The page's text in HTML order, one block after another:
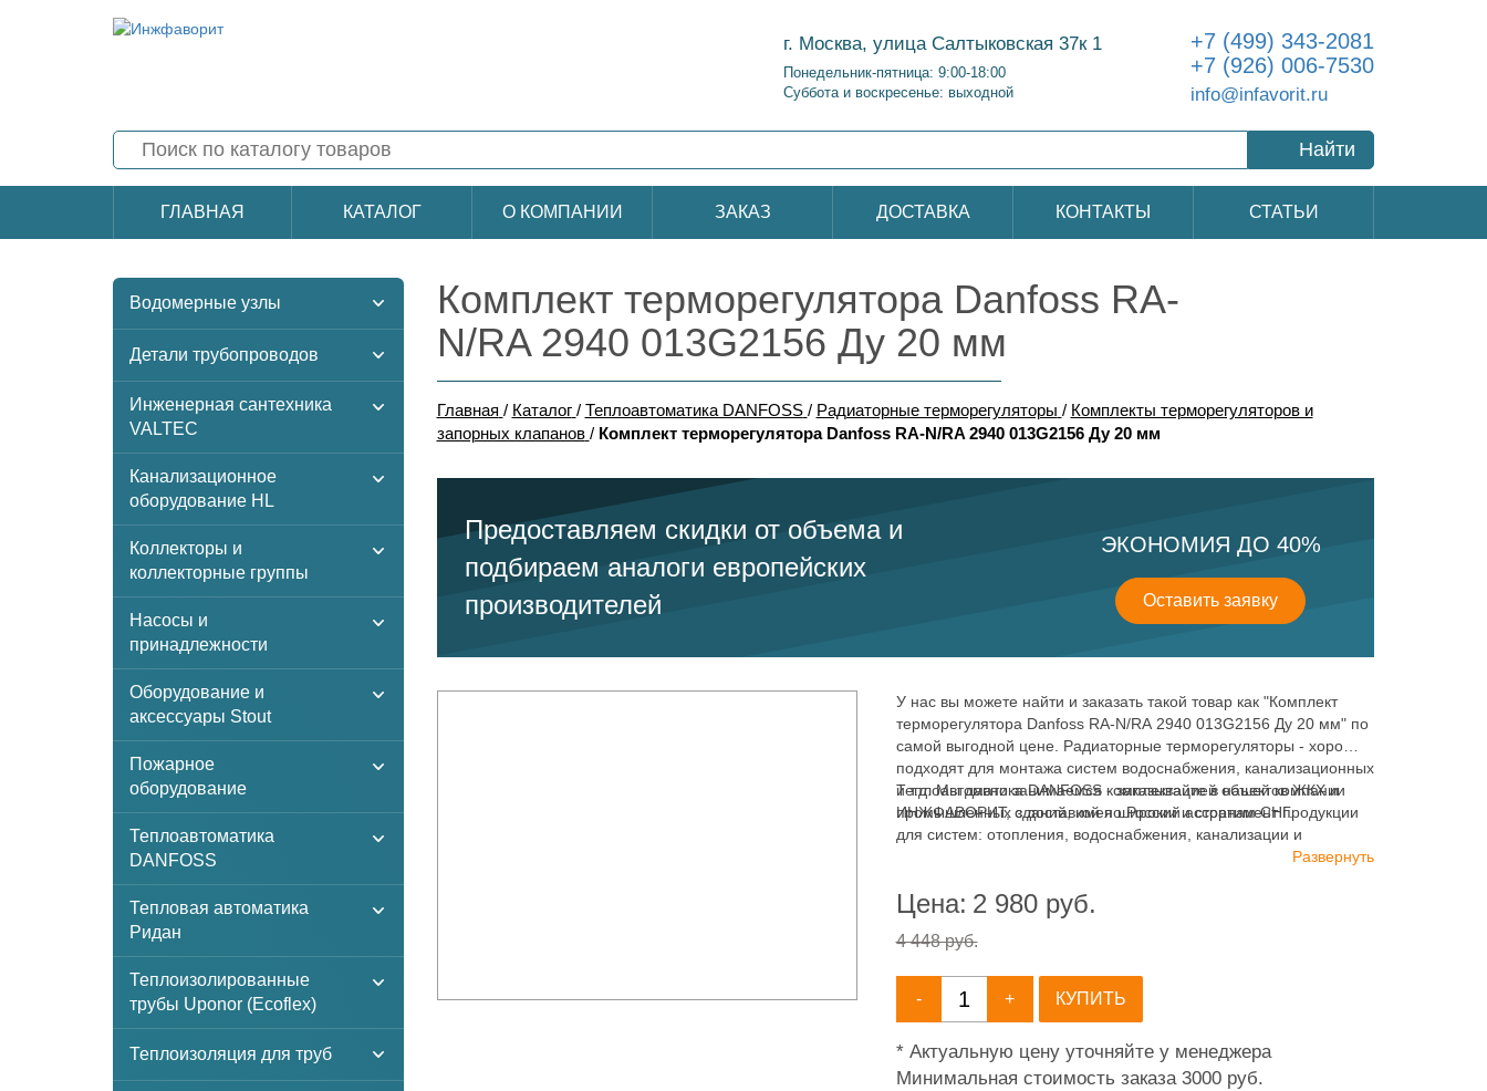
г. Москва, улица Салтыковская 37к 1
Понедельник-пятница: 9:00-18:00
Суббота и воскресенье: выходной
+7 (499) 343-2081
+7 (926) 006-7530
info@infavorit.ru
Найти
ГЛАВНАЯ КАТАЛОГ О КОМПАНИИ ЗАКАЗ ДОСТАВКА КОНТАКТЫ СТАТЬИ
Водомерные узлы
Детали трубопроводов
Инженерная сантехника
VALTEC
Канализационное
оборудование HL
Коллекторы и
коллекторные группы
Насосы и
принадлежности
Оборудование и
аксессуары Stout
Пожарное
оборудование
Теплоавтоматика
DANFOSS
Тепловая автоматика
Ридан
Теплоизолированные
трубы Uponor (Ecoflex)
Теплоизоляция для труб
Комплект терморегулятора Danfoss RA-
N/RA 2940 013G2156 Ду 20 мм
Главная / Каталог / Теплоавтоматика DANFOSS / Радиаторные терморегуляторы / Комплекты терморегуляторов и
запорных клапанов / Комплект терморегулятора Danfoss RA-N/RA 2940 013G2156 Ду 20 мм
Предоставляем скидки от объема и
подбираем аналоги европейских
производителей
ЭКОНОМИЯ ДО 40%
Оставить заявку
У нас вы можете найти и заказать такой товар как "Комплект
терморегулятора Danfoss RA-N/RA 2940 013G2156 Ду 20 мм" по
самой выгодной цене. Радиаторные терморегуляторы - хорошо
подходят для монтажа систем водоснабжения, канализационных
и т.д. Мы давно занимаемся комплектацией объектов ЖКХ и
промышленных зданий, имея широкий ассортимент продукции
для систем: отопления, водоснабжения, канализации и
Теплоавтоматика DANFOSS - заказывайте в нашей компании
ИНЖФАВОРИТ, с доставкой по России и странам СНГ.
Развернуть
Цена: 2 980руб.
4 448 руб.
- + КУПИТЬ
* Актуальную цену уточняйте у менеджера
Минимальная стоимость заказа 3000 руб.